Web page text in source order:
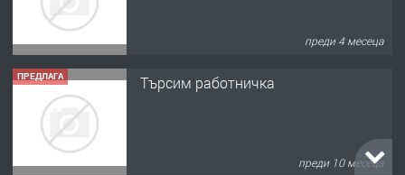
преди 4 месеца
ПРЕДЛАГА Търсим работничка
преди 10 месеца